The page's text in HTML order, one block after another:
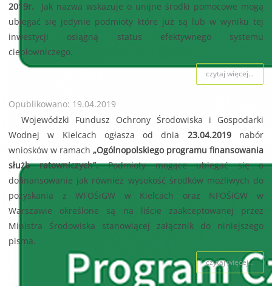
2019r. Jak nazwa wskazuje o unijne środki pomocowe mogą
ubiegać się jedynie podmioty które już są lub w wyniku tej
inwestycji osiągną status efektywnego systemu
ciepłowniczego.
czytaj więcej...
Opublikowano: 19.04.2019
Wojewódzki Fundusz Ochrony Środowiska i Gospodarki
Wodnej w Kielcach ogłasza od dnia 23.04.2019nabór
wniosków w ramach „Ogólnopolskiego programu finansowania
służb ratowniczych”.Podmioty mogące ubiegać się o
dofinansowanie jak również wysokość środków możliwych do
pozyskania z WFOŚiGW w Kielcach oraz NFOŚiGW w
Warszawie określone są na liście zaakceptowanej przez
Ministra Środowiska stanowiącej załącznik do niniejszego
pisma.
czytaj więcej...